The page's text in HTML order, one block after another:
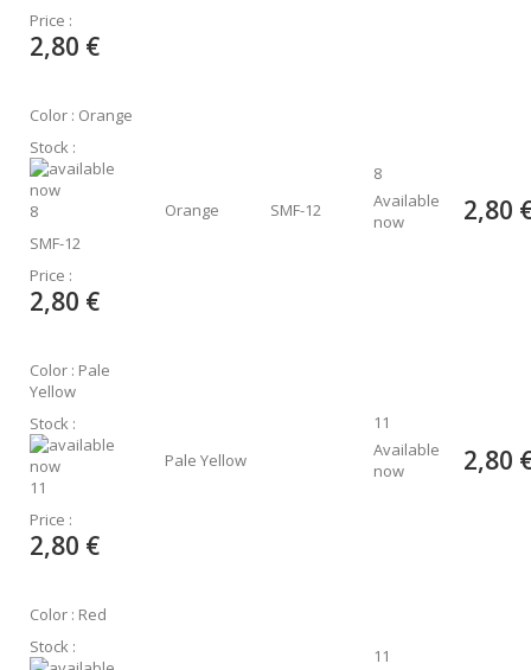
Price :
2,80 €
Color : Orange
Stock :
8
SMF-12
Price :
2,80 €
Orange SMF-12
8
Available
now
2,80
Color : Pale
Yellow
Stock :
11
Price :
2,80 €
Pale Yellow
11
Available
now
2,80
Color : Red
Stock :
11